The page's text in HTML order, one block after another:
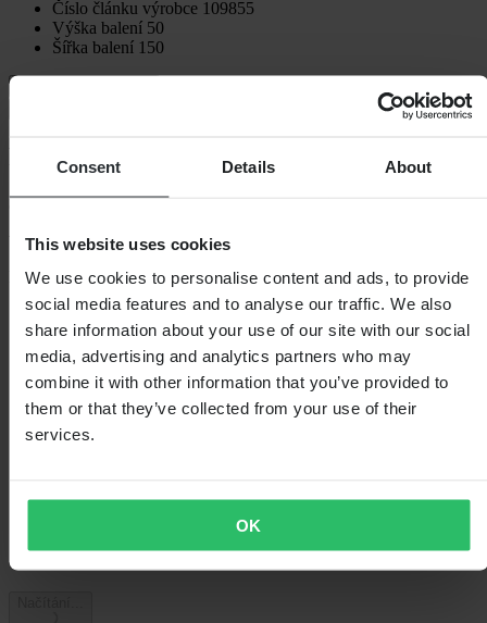
Consent Details About
This website uses cookies
We use cookies to personalise content and ads, to provide
social media features and to analyse our traffic. We also
share information about your use of our site with our social
media, advertising and analytics partners who may
combine it with other information that you’ve provided to
them or that they’ve collected from your use of their
services.
OK
Číslo článku výrobce 109855
Výška balení 50
Šířka balení 150
Recenze zákazníků (3)
5z 5
Na základě 3 recenzí
5
3
4
0
3
0
2